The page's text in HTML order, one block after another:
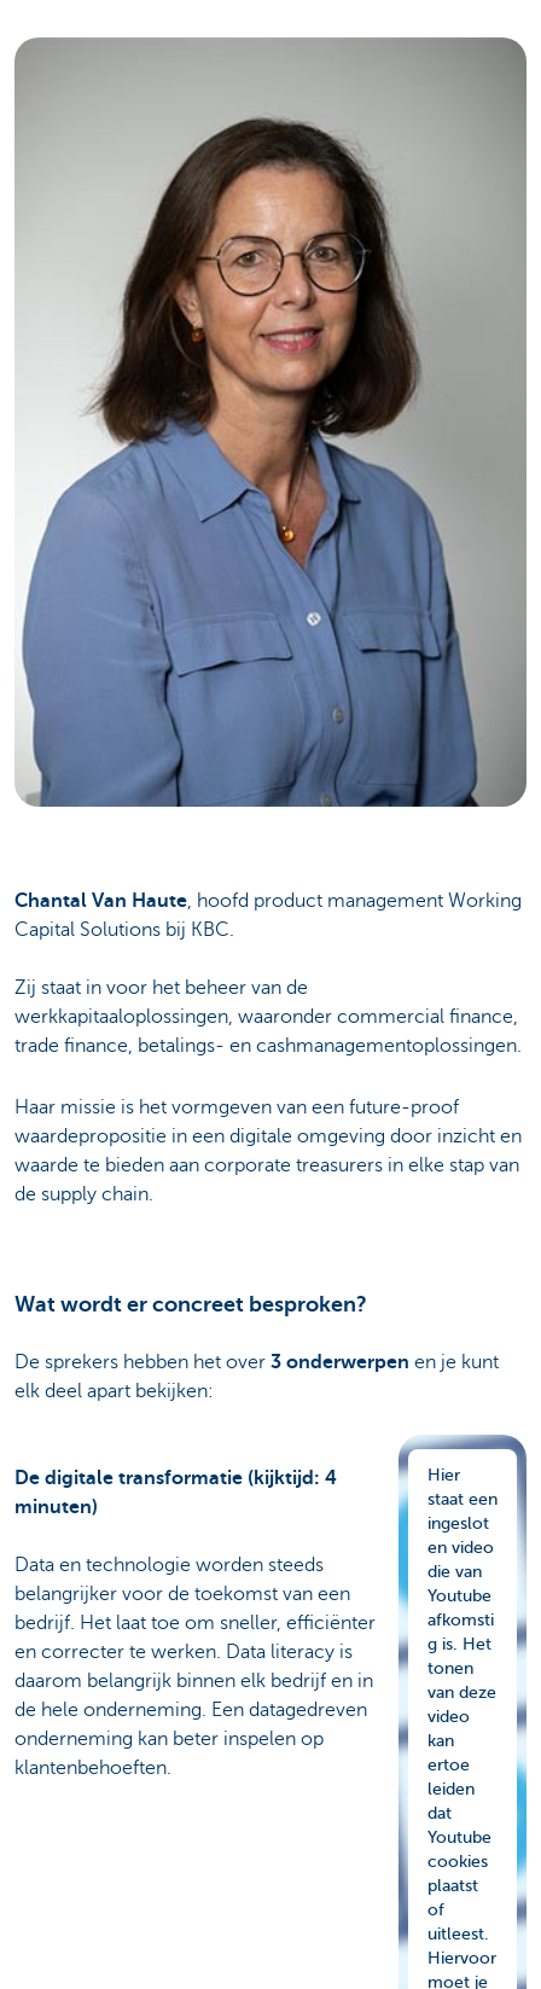
Chantal Van Haute, hoofd product management Working
Capital Solutions bij KBC.
Zij staat in voor het beheer van de
werkkapitaaloplossingen, waaronder commercial finance,
trade finance, betalings- en cashmanagementoplossingen.
Haar missie is het vormgeven van een future-proof
waardepropositie in een digitale omgeving door inzicht en
waarde te bieden aan corporate treasurers in elke stap van
de supply chain.
Wat wordt er concreet besproken?
De sprekers hebben het over 3 onderwerpen en je kunt
elk deel apart bekijken:
Hier
staat een
ingeslot
en video
die van
Youtube
afkomsti
g is. Het
tonen
van deze
video
kan
ertoe
leiden
dat
Youtube
cookies
plaatst
of
uitleest.
Hiervoor
moet je
De digitale transformatie (kijktijd: 4
minuten)
Data en technologie worden steeds
belangrijker voor de toekomst van een
bedrijf. Het laat toe om sneller, efficiënter
en correcter te werken. Data literacy is
daarom belangrijk binnen elk bedrijf en in
de hele onderneming. Een datagedreven
onderneming kan beter inspelen op
klantenbehoeften.